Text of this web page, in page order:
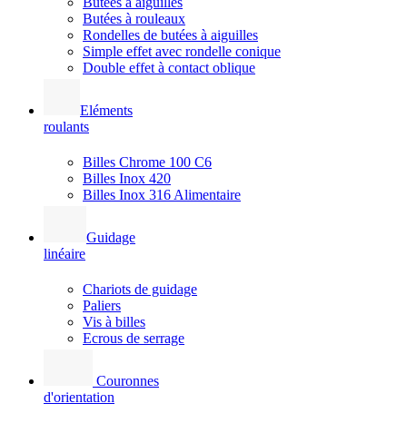
Butées à rouleaux
Rondelles de butées à aiguilles
Simple effet avec rondelle conique
Double effet à contact oblique
Eléments
roulants
Billes Chrome 100 C6
Billes Inox 420
Billes Inox 316 Alimentaire
Guidage
linéaire
Chariots de guidage
Paliers
Vis à billes
Ecrous de serrage
Couronnes
d'orientation